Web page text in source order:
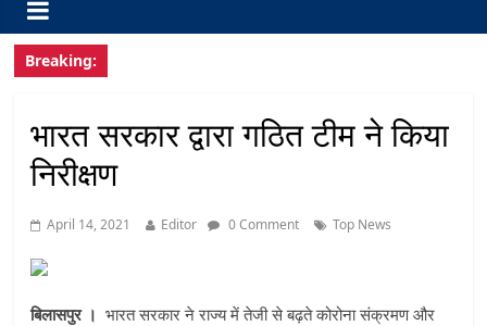
Breaking:
भारत सरकार द्वारा गठित टीम ने किया
निरीक्षण
April 14, 2021 Editor 0 Comment Top News
बिलासपुर ।भारत सरकार ने राज्य में तेजी से बढ़ते कोरोना संक्रमण और